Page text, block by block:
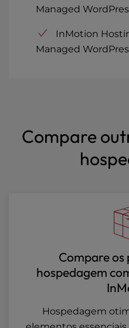
Managed
InMotion
Managed
Compare
Compare os
hospedagem
Hospedagem